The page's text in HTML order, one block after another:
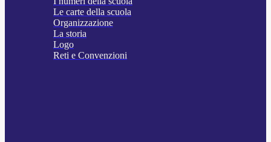
Le carte della scuola
Organizzazione
La storia
Logo
Reti e Convenzioni